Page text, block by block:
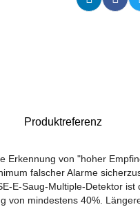
Produktreferenz
von "hoher
falscher Alarme
E-Saug-Multiple-Detektor
von mindestens 40%.